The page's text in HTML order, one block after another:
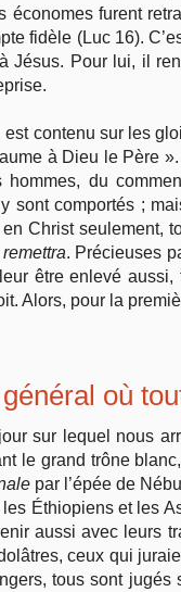
économes furent
fidèle (Luc 16).
Jésus. Pour lui, il
contenu sur les
à Dieu le Père
hommes, du
sont comportés ;
Christ seulement,
. Précieuses
être enlevé
Alors, pour la
où
sur lequel nous
le grand trône
par l’épée de
Éthiopiens et les
aussi avec leurs
ceux qui
tous sont